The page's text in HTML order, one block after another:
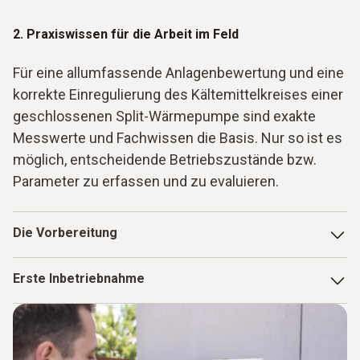
2. Praxiswissen für die Arbeit im Feld
Für eine allumfassende Anlagenbewertung und eine
korrekte Einregulierung des Kältemittelkreises einer
geschlossenen Split-Wärmepumpe sind exakte
Messwerte und Fachwissen die Basis. Nur so ist es
möglich, entscheidende Betriebszustände bzw.
Parameter zu erfassen und zu evaluieren.
Die Vorbereitung
entscheidend, dass der Fachhandwerker vor allem schnell
die wichtigsten Anlagenparameter eines
Kältemittelkreislaufs erhält. Zwar lassen sich an modernen
Wärmepumpen Drücke und Temperaturen teilweise
Erste Inbetriebnahme
Ist die Wärmepumpe angekommen und aufgestellt, muss
der Kältekreis von Splitsystemen fertiggestellt werden. Die
richtige Wahl der verwendeten Leitungen wird den aktuellen